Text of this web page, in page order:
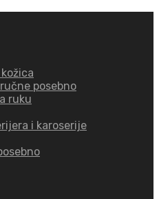
posebno
ruku
i karoserije